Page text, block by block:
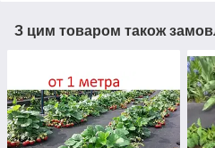
З цим товаром також